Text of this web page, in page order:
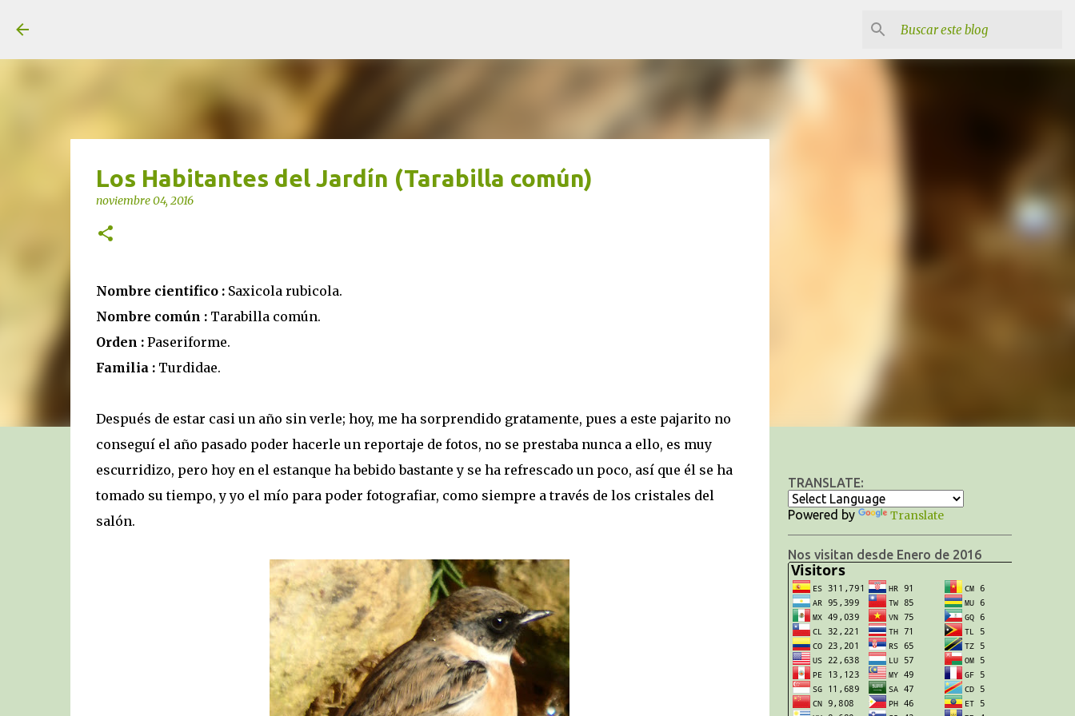
Los Habitantes del Jardín (Tarabilla común)
noviembre 04, 2016
Nombre cientifico :Saxicola rubicola.
Nombre común :Tarabilla común.
Orden :Paseriforme.
Familia :Turdidae.
Después de estar casi un año sin verle; hoy, me ha sorprendido gratamente, pues a este pajarito no
conseguí el año pasado poder hacerle un reportaje de fotos, no se prestaba nunca a ello, es muy
escurridizo, pero hoy en el estanque ha bebido bastante y se ha refrescado un poco, así que él se ha
tomado su tiempo, y yo el mío para poder fotografiar, como siempre a través de los cristales del
salón.
TRANSLATE:
Powered by Translate
Nos visitan desde Enero de 2016